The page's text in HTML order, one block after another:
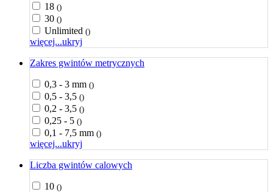
18 ()
30 ()
Unlimited ()
więcej...ukryj
Zakres gwintów metrycznych
0,3 - 3 mm ()
0,5 - 3,5 ()
0,2 - 3,5 ()
0,25 - 5 ()
0,1 - 7,5 mm ()
więcej...ukryj
Liczba gwintów calowych
10 ()